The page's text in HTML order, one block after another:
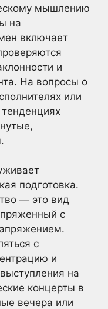
мышлению
на
включает
и
На вопросы о
или
подготовка.
— это вид
с
с
и
на
концерты в
вечера или